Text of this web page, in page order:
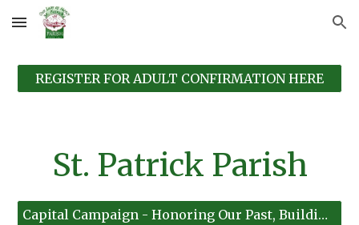
Skip to main content Skip to navigation
REGISTER FOR ADULT CONFIRMATION HERE
St. Patrick Parish
Capital Campaign - Honoring Our Past, Building Our Future